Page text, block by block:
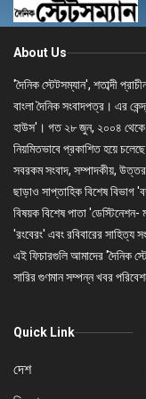
About Us
'দৈনিক স্টেটসম্যান', শতাব্দী
বাংলা দৈনিক সংবাদপত্র। এর
হাউস'। গত ২৮ জুন, ২০০৪ থেকে
নিয়মিতভাবে প্রকাশিত হয়ে
সবরকম সংবাদ, সম্পাদকীয়, উত্তর
ছাড়াও সাপ্তাহিক বিশেষ বিভাগ
বিষয়ক বিশেষ পাতা
'রংবেরং' এবং রবিবারের সাহিত্য
এই ফিচারগুলি আমাদের 'দৈনিক
সারির গুণমান সম্পন্ন খবর
Quick Link
দেশ